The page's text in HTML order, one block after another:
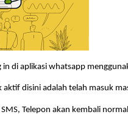
in di aplikasi whatsapp
disini adalah telah masuk
Telepon akan kembali